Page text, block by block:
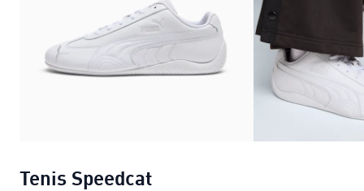
Tenis Speedcat